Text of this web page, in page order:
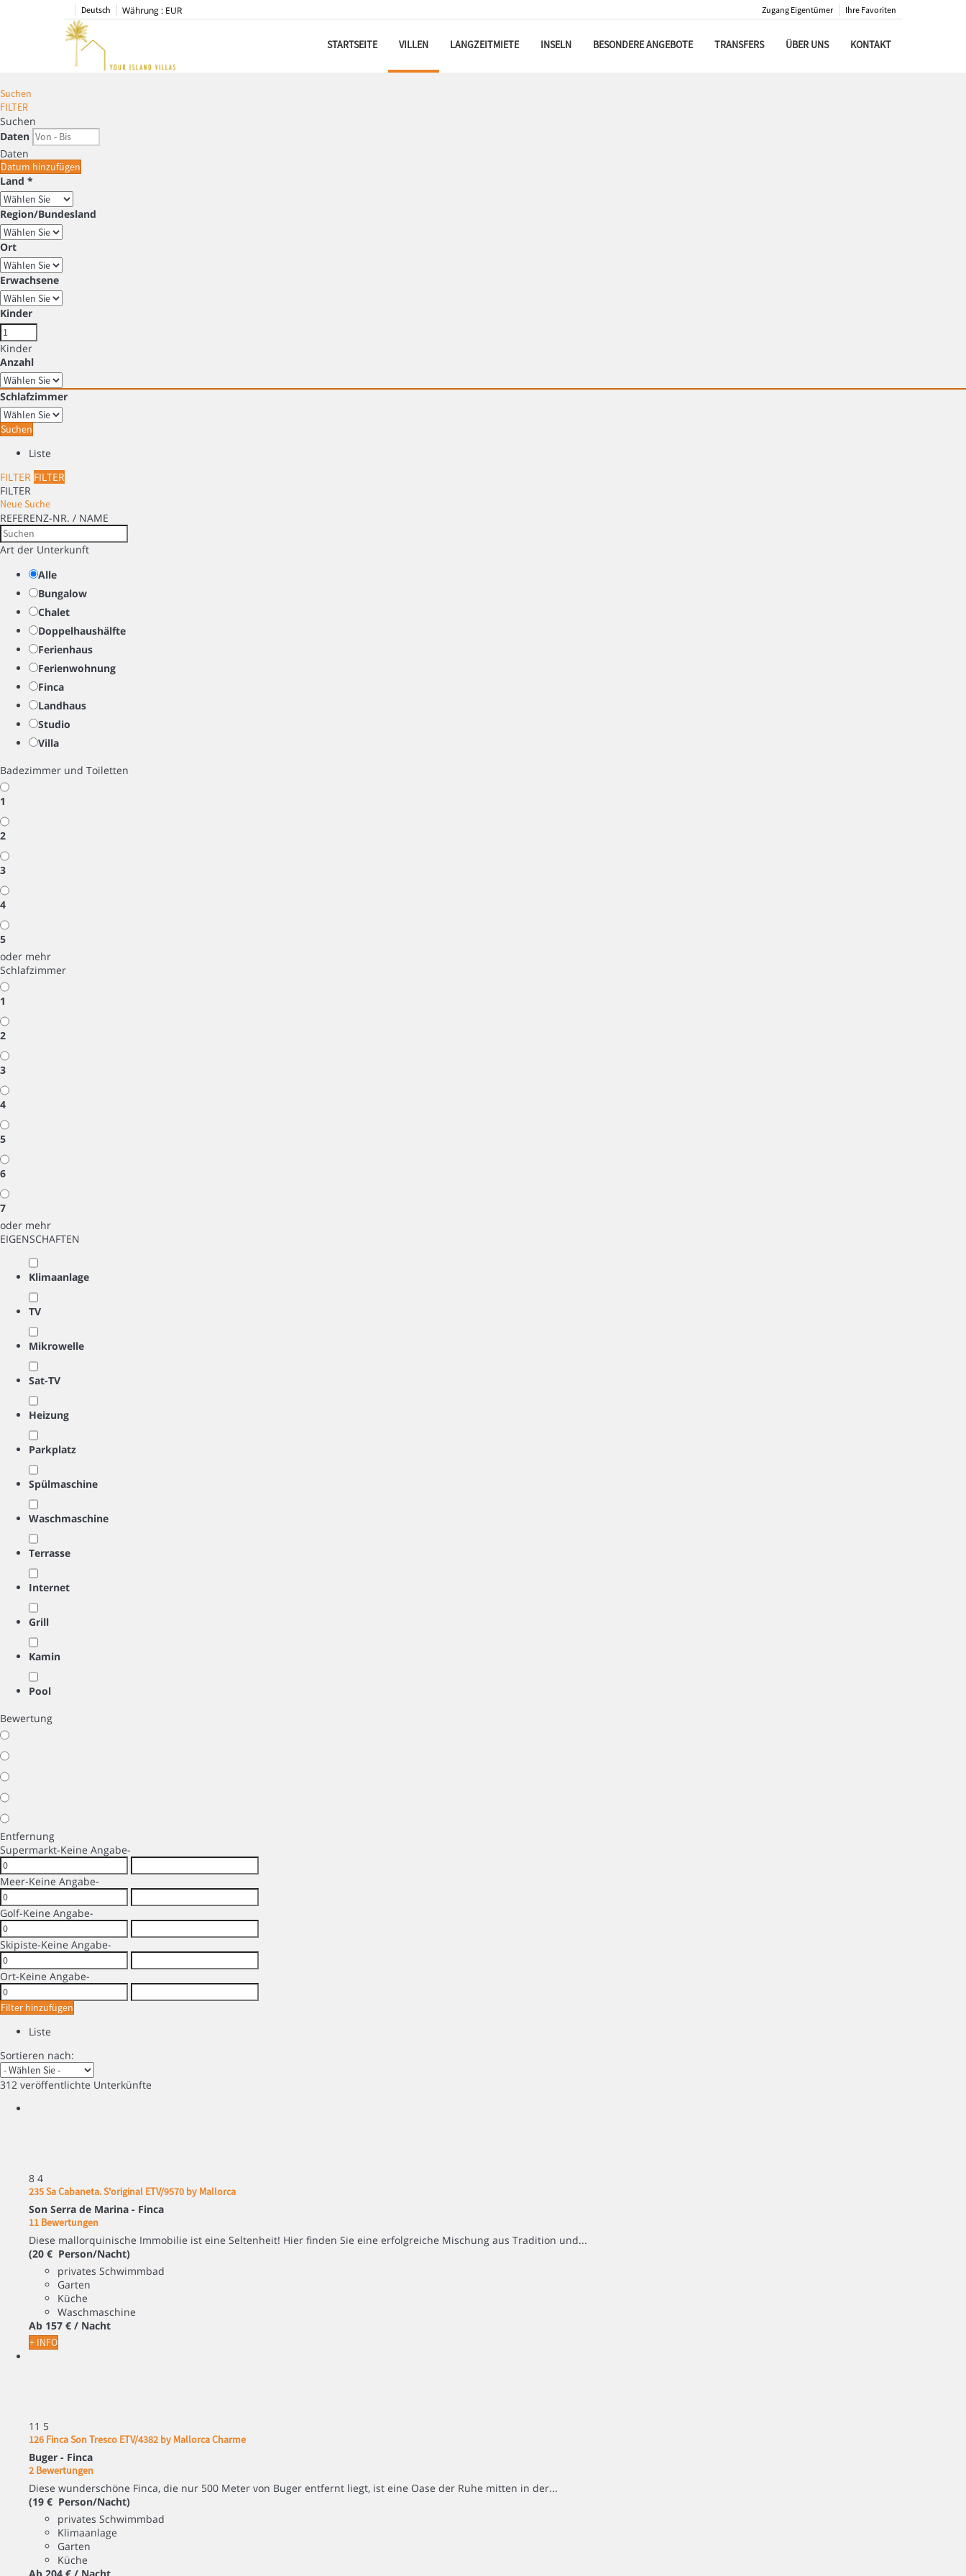
Deutsch Währung : EUR Ihre Favoriten
Zugang Eigentümer
STARTSEITE VILLEN LANGZEITMIETE INSELN BESONDERE ANGEBOTE TRANSFERS ÜBER UNS KONTAKT
Suchen
FILTER
Suchen
Daten
Daten
Datum hinzufügen
Land *
Region/Bundesland
Ort
Erwachsene
Kinder
Kinder
Anzahl
Schlafzimmer
Suchen
Liste
FILTER FILTER
FILTER
Neue Suche
REFERENZ-NR. / NAME
Art der Unterkunft
Alle
Bungalow
Chalet
Doppelhaushälfte
Ferienhaus
Ferienwohnung
Finca
Landhaus
Studio
Villa
Badezimmer und Toiletten
1
2
3
4
5
oder mehr
Schlafzimmer
1
2
3
4
5
6
7
oder mehr
EIGENSCHAFTEN
Klimaanlage
TV
Mikrowelle
Sat-TV
Heizung
Parkplatz
Spülmaschine
Waschmaschine
Terrasse
Internet
Grill
Kamin
Pool
Bewertung
Entfernung
Supermarkt-Keine Angabe-
Meer-Keine Angabe-
Golf-Keine Angabe-
Skipiste-Keine Angabe-
Ort-Keine Angabe-
Filter hinzufügen
Liste
Sortieren nach:
312 veröffentlichte Unterkünfte
8 4
235 Sa Cabaneta. S'original ETV/9570 by Mallorca
Son Serra de Marina - Finca
11 Bewertungen
Diese mallorquinische Immobilie ist eine Seltenheit! Hier finden Sie eine erfolgreiche Mischung aus Tradition und...
(20 € Person/Nacht)
privates Schwimmbad
Garten
Küche
Waschmaschine
Ab 157 € / Nacht
+ INFO
11 5
126 Finca Son Tresco ETV/4382 by Mallorca Charme
Buger - Finca
2 Bewertungen
Diese wunderschöne Finca, die nur 500 Meter von Buger entfernt liegt, ist eine Oase der Ruhe mitten in der...
(19 € Person/Nacht)
privates Schwimmbad
Klimaanlage
Garten
Küche